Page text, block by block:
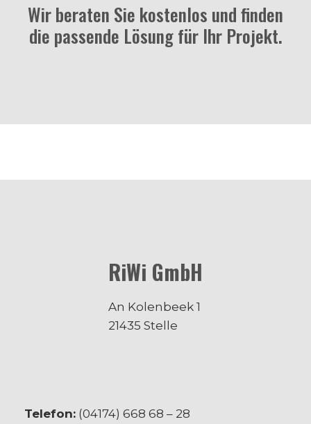
Wir beraten Sie kostenlos und finden
die passende Lösung für Ihr Projekt.
RiWi GmbH
An Kolenbeek 1
21435 Stelle
Telefon: (04174) 668 68 – 28